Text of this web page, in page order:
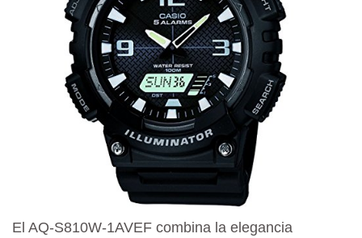
El AQ-S810W-1AVEF combina la elegancia